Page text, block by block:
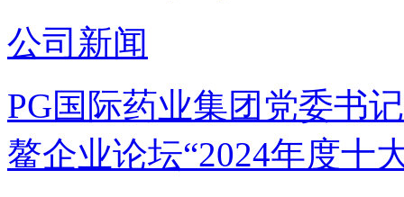
公司新闻
PG国际药业集团党委书
鳌企业论坛“2024年度十